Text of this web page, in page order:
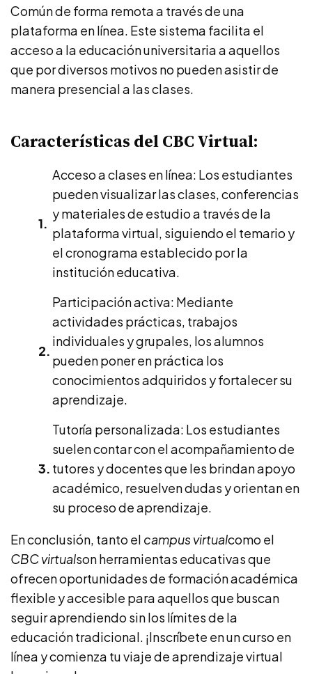
Común de forma remota a través de una
plataforma en línea. Este sistema facilita el
acceso a la educación universitaria a aquellos
que por diversos motivos no pueden asistir de
manera presencial a las clases.
Características del CBC Virtual:
Acceso a clases en línea: Los estudiantes
pueden visualizar las clases, conferencias
y materiales de estudio a través de la
plataforma virtual, siguiendo el temario y
el cronograma establecido por la
institución educativa.
Participación activa: Mediante
actividades prácticas, trabajos
individuales y grupales, los alumnos
pueden poner en práctica los
conocimientos adquiridos y fortalecer su
aprendizaje.
Tutoría personalizada: Los estudiantes
suelen contar con el acompañamiento de
tutores y docentes que les brindan apoyo
académico, resuelven dudas y orientan en
su proceso de aprendizaje.
En conclusión, tanto el campus virtualcomo el
CBC virtualson herramientas educativas que
ofrecen oportunidades de formación académica
flexible y accesible para aquellos que buscan
seguir aprendiendo sin los límites de la
educación tradicional. ¡Inscríbete en un curso en
línea y comienza tu viaje de aprendizaje virtual